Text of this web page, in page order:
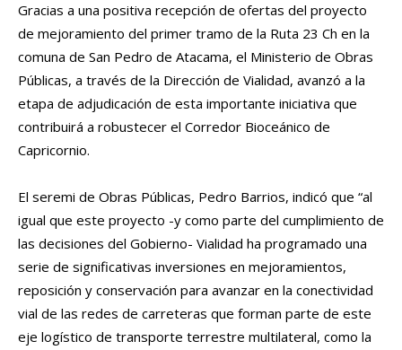
Gracias a una positiva recepción de ofertas del proyecto
de mejoramiento del primer tramo de la Ruta 23 Ch en la
comuna de San Pedro de Atacama, el Ministerio de Obras
Públicas, a través de la Dirección de Vialidad, avanzó a la
etapa de adjudicación de esta importante iniciativa que
contribuirá a robustecer el Corredor Bioceánico de
Capricornio.
El seremi de Obras Públicas, Pedro Barrios, indicó que “al
igual que este proyecto -y como parte del cumplimiento de
las decisiones del Gobierno- Vialidad ha programado una
serie de significativas inversiones en mejoramientos,
reposición y conservación para avanzar en la conectividad
vial de las redes de carreteras que forman parte de este
eje logístico de transporte terrestre multilateral, como la